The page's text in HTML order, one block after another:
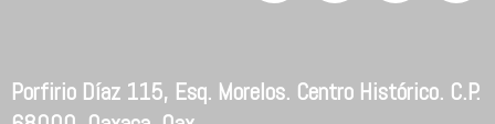
Porfirio Díaz 115, Esq. Morelos. Centro Histórico. C.P.